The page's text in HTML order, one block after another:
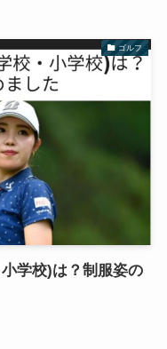
ゴルフ
学校)は？制服姿の